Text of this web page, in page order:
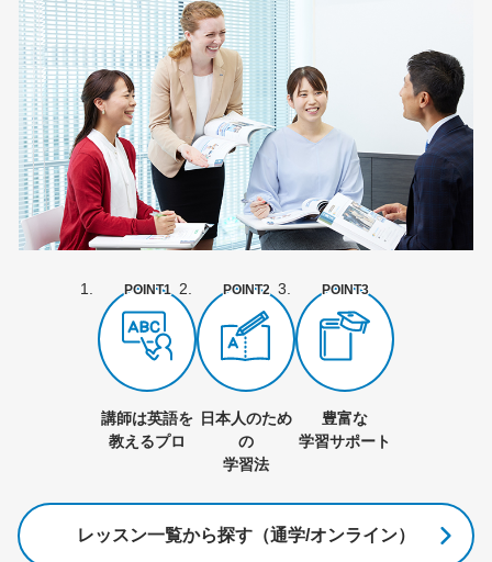
POINT1
講師は英語を
教えるプロ
POINT2
日本人のため
の
学習法
POINT3
豊富な
学習サポート
レッスン一覧から探す（通学/オンライン）